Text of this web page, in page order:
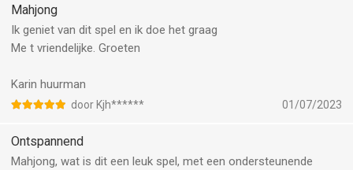
Mahjong
Ik geniet van dit spel en ik doe het graag
Me t vriendelijke. Groeten
Karin huurman
door Kjh****** 01/07/2023
Ontspannend
Mahjong, wat is dit een leuk spel, met een ondersteunende